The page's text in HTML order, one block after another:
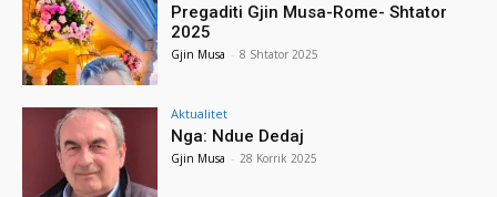
Pregaditi Gjin Musa-Rome- Shtator
2025
Gjin Musa - 8 Shtator 2025
Aktualitet
Nga: Ndue Dedaj
Gjin Musa - 28 Korrik 2025